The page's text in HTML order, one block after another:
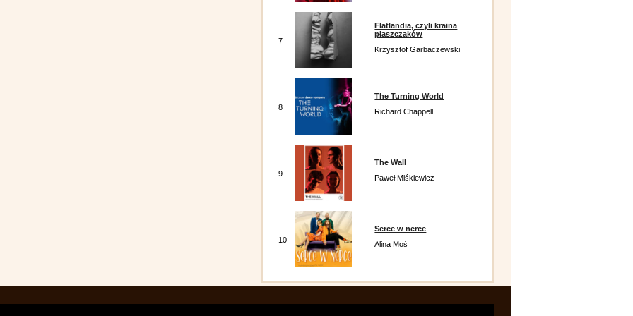
7
Flatlandia, czyli kraina
płaszczaków
Krzysztof Garbaczewski
8
The Turning World
Richard Chappell
9
The Wall
Paweł Miśkiewicz
10
Serce w nerce
Alina Moś